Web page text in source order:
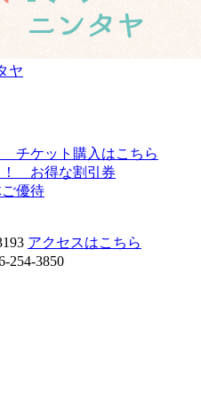
アクセスはこちら
254-3850